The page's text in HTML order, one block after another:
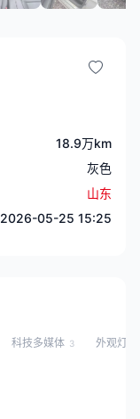
18.9万km
灰色
山东
2026-05-25 15:25
科技多媒体 3 外观灯光